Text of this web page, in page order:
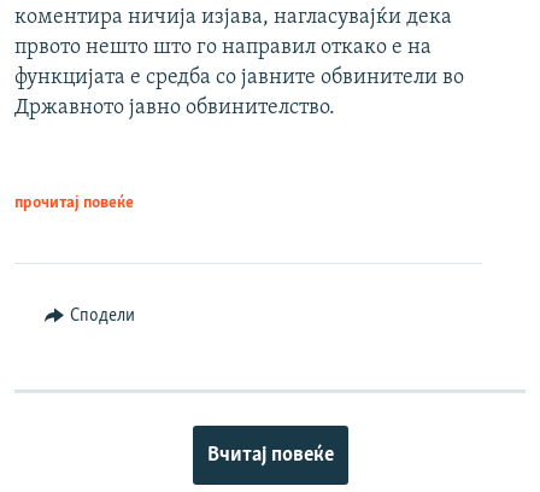
коментира ничија изјава, нагласувајќи дека
првото нешто што го направил откако е на
функцијата е средба со јавните обвинители во
Државното јавно обвинителство.
прочитај повеќе
Сподели
Вчитај повеќе